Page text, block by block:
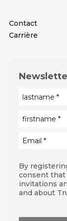
Contact
Carrière
By
consent that
invitations
and about